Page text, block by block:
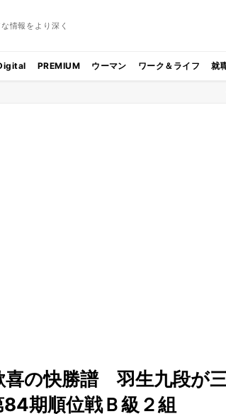
情報をより深く
PREMIUM ウーマン ワーク＆ライフ 就
喜の快勝譜 羽生九段が
期順位戦Ｂ級２組